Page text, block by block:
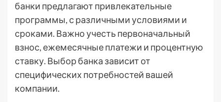
банки предлагают привлекательные
программы, с различными условиями и
сроками. Важно учесть первоначальный
взнос, ежемесячные платежи и процентную
ставку. Выбор банка зависит от
специфических потребностей вашей
компании.